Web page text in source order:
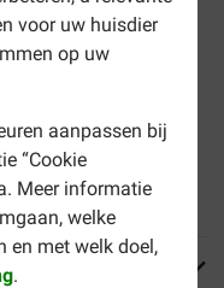
voor uw huisdier
op uw
aanpassen bij
“Cookie
Meer informatie
welke
en met welk doel,
.
Royal Canin Kitten